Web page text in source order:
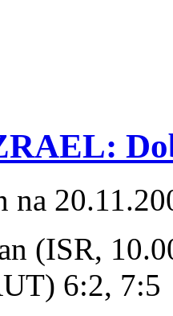
na
(ISR,
6:2, 7:5